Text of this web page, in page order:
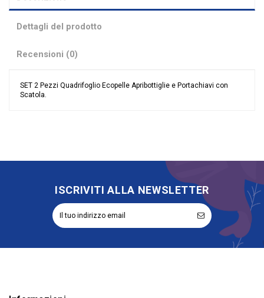
Dettagli del prodotto
Recensioni (0)
SET 2 Pezzi Quadrifoglio Ecopelle Apribottiglie e Portachiavi con
Scatola.
ISCRIVITI ALLA NEWSLETTER